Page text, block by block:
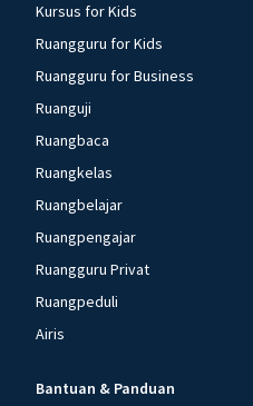
Kursus for Kids
Ruangguru for Kids
Ruangguru for Business
Ruanguji
Ruangbaca
Ruangkelas
Ruangbelajar
Ruangpengajar
Ruangguru Privat
Ruangpeduli
Airis
Bantuan & Panduan